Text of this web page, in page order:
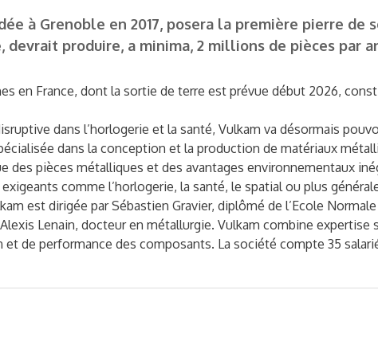
à Grenoble en 2017, posera la première pierre
devrait produire, a minima, 2 millions de pièces par
en France, dont la sortie de terre est prévue début 2026,
dans l’horlogerie et la santé, Vulkam va désormais
dans la conception et la production de matériaux
des pièces métalliques et des avantages environnementaux
comme l’horlogerie, la santé, le spatial ou plus
est dirigée par Sébastien Gravier, diplômé de l’Ecole
Lenain, docteur en métallurgie. Vulkam combine
de performance des composants. La société compte 35